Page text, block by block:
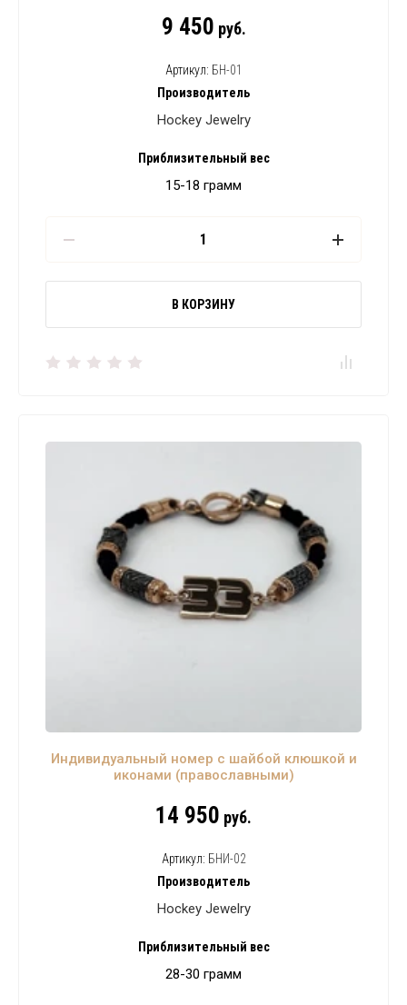
9 450 руб.
Артикул: БН-01
Производитель
Hockey Jewelry
Приблизительный вес
15-18 грамм
В КОРЗИНУ
Индивидуальный номер с шайбой клюшкой и
иконами (православными)
14 950 руб.
Артикул: БНИ-02
Производитель
Hockey Jewelry
Приблизительный вес
28-30 грамм